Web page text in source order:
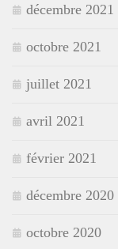
décembre 2021
octobre 2021
juillet 2021
avril 2021
février 2021
décembre 2020
octobre 2020